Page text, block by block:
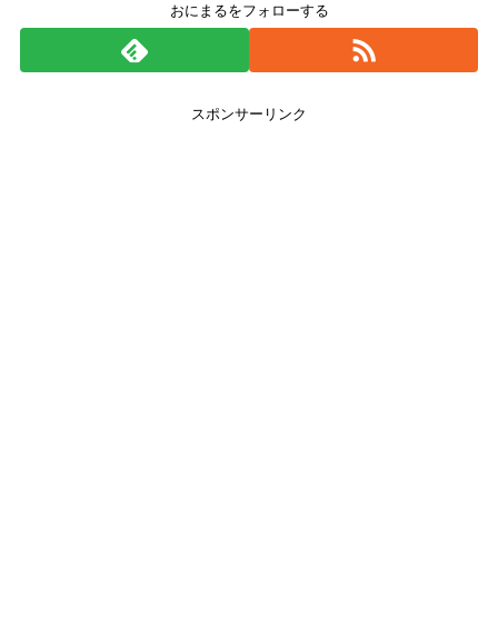
おにまるをフォローする
スポンサーリンク